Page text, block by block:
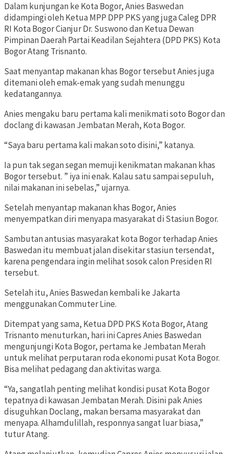
Dalam kunjungan ke Kota Bogor, Anies Baswedan
didampingi oleh Ketua MPP DPP PKS yang juga Caleg DPR
RI Kota Bogor Cianjur Dr. Suswono dan Ketua Dewan
Pimpinan Daerah Partai Keadilan Sejahtera (DPD PKS) Kota
Bogor Atang Trisnanto.
Saat menyantap makanan khas Bogor tersebut Anies juga
ditemani oleh emak-emak yang sudah menunggu
kedatangannya.
Anies mengaku baru pertama kali menikmati soto Bogor dan
doclang di kawasan Jembatan Merah, Kota Bogor.
“Saya baru pertama kali makan soto disini,” katanya.
Ia pun tak segan segan memuji kenikmatan makanan khas
Bogor tersebut. ” iya ini enak. Kalau satu sampai sepuluh,
nilai makanan ini sebelas,” ujarnya.
Setelah menyantap makanan khas Bogor, Anies
menyempatkan diri menyapa masyarakat di Stasiun Bogor.
Sambutan antusias masyarakat kota Bogor terhadap Anies
Baswedan itu membuat jalan disekitar stasiun tersendat,
karena pengendara ingin melihat sosok calon Presiden RI
tersebut.
Setelah itu, Anies Baswedan kembali ke Jakarta
menggunakan Commuter Line.
Ditempat yang sama, Ketua DPD PKS Kota Bogor, Atang
Trisnanto menuturkan, hari ini Capres Anies Baswedan
mengunjungi Kota Bogor, pertama ke Jembatan Merah
untuk melihat perputaran roda ekonomi pusat Kota Bogor.
Bisa melihat pedagang dan aktivitas warga.
“Ya, sangatlah penting melihat kondisi pusat Kota Bogor
tepatnya di kawasan Jembatan Merah. Disini pak Anies
disuguhkan Doclang, makan bersama masyarakat dan
menyapa. Alhamdulillah, responnya sangat luar biasa,”
tutur Atang.